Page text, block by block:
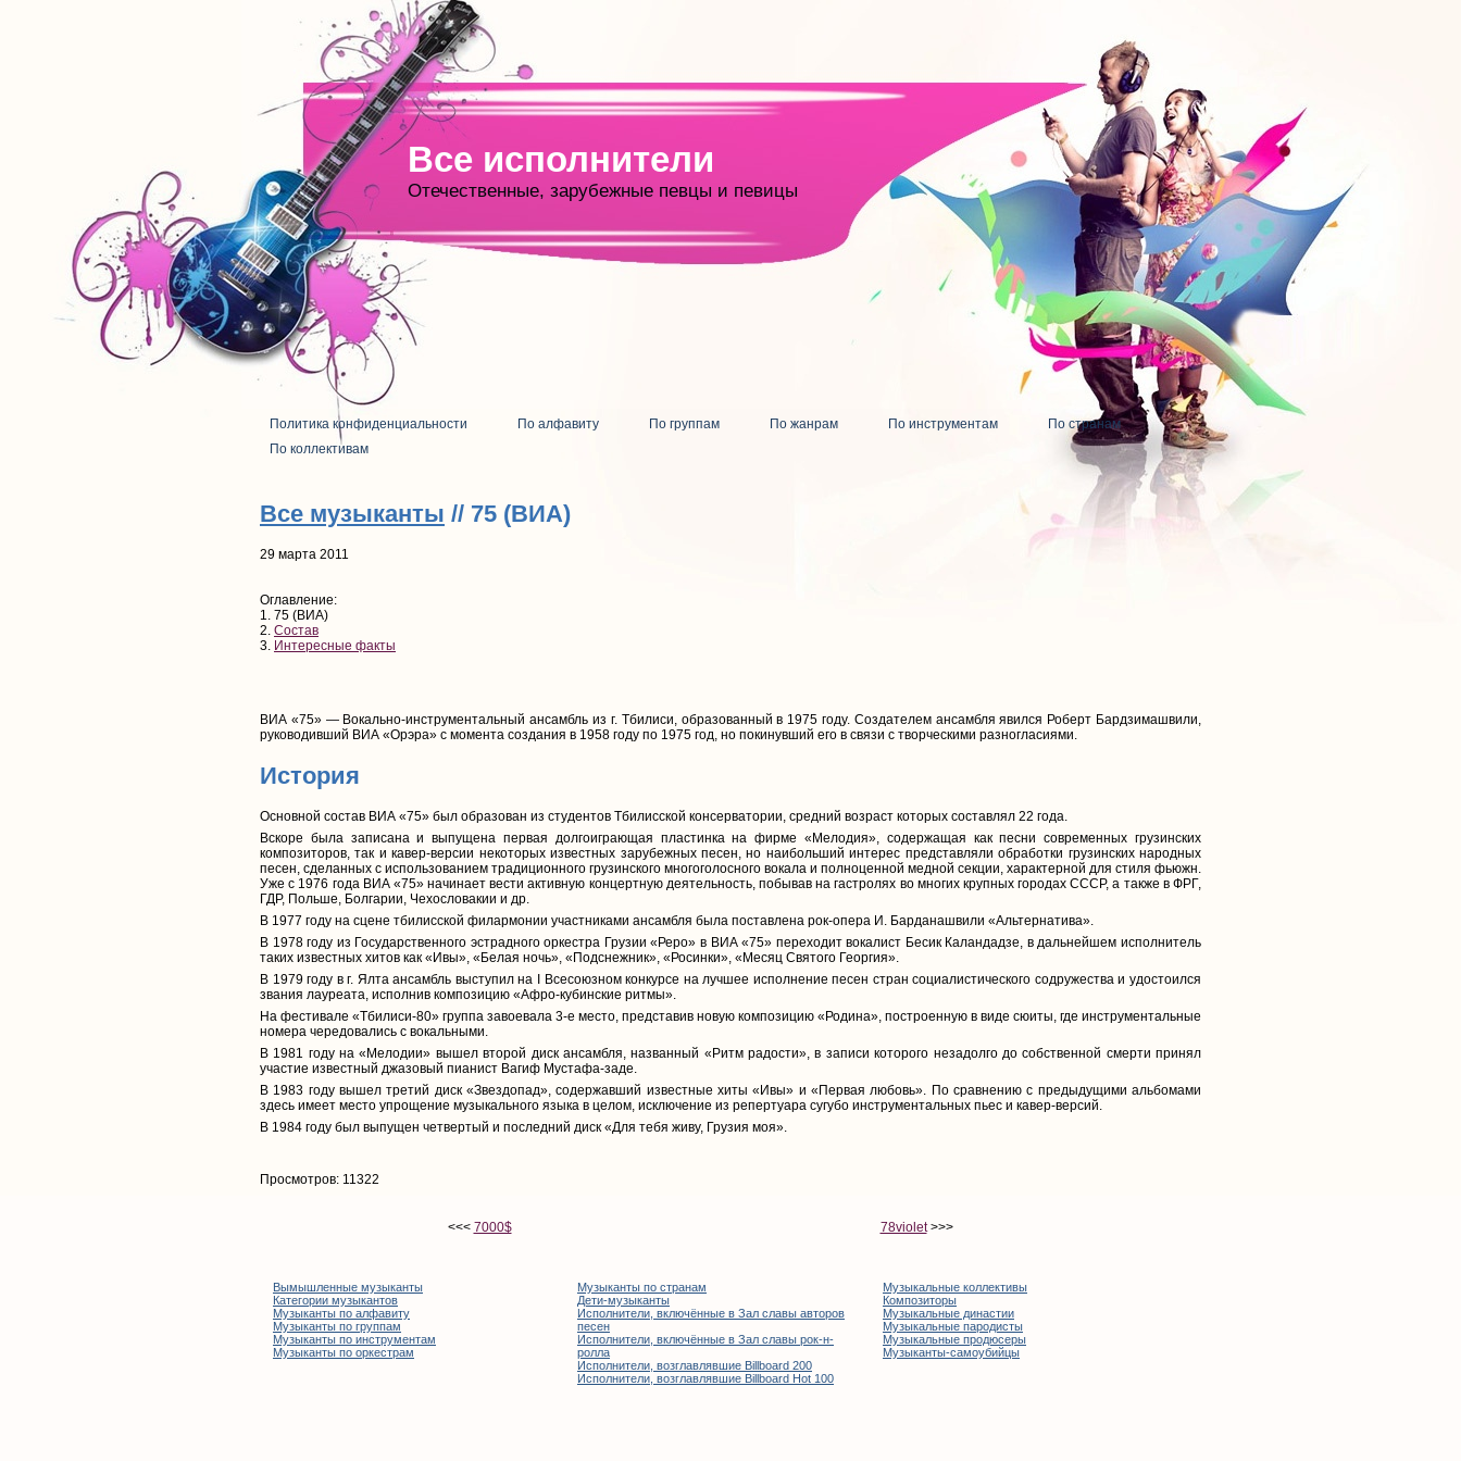
Все исполнители
Отечественные, зарубежные певцы и певицы
Политика конфиденциальности По алфавиту По группам По жанрам По инструментам
По странам
По коллективам
Все музыканты // 75 (ВИА)
29 марта 2011
Оглавление:
1. 75 (ВИА)
2. Состав
3. Интересные факты
ВИА «75» — Вокально-инструментальный ансамбль из г. Тбилиси, образованный в 1975 году. Создателем ансамбля явился Роберт Бардзимашвили,
руководивший ВИА «Орэра» с момента создания в 1958 году по 1975 год, но покинувший его в связи с творческими разногласиями.
История
Основной состав ВИА «75» был образован из студентов Тбилисской консерватории, средний возраст которых составлял 22 года.
Вскоре была записана и выпущенa первая долгоиграющая пластинка на фирме «Мелодия», содержащая как песни современных грузинских
композиторов, так и кавер-версии некоторых известных зарубежных песен, но наибольший интерес представляли обработки грузинских народных
песен, сделанных с использованием традиционного грузинского многоголосного вокала и полноценной медной секции, характерной для стиля фьюжн.
Уже с 1976 года ВИА «75» начинает вести активную концертную деятельность, побывав на гастролях во многих крупных городах СССР, а также в ФРГ,
ГДР, Польше, Болгарии, Чехословакии и др.
В 1977 году на сцене тбилисской филармонии участниками ансамбля была поставлена рок-опера И. Барданашвили «Альтернатива».
В 1978 году из Государственного эстрадного оркестра Грузии «Реро» в ВИА «75» переходит вокалист Бесик Каландадзе, в дальнейшем исполнитель
таких известных хитов как «Ивы», «Белая ночь», «Подснежник», «Росинки», «Месяц Святого Георгия».
В 1979 году в г. Ялта ансамбль выступил на I Всесоюзном конкурсе на лучшее исполнение песен стран социалистического содружества и удостоился
звания лауреата, исполнив композицию «Афро-кубинские ритмы».
На фестивале «Тбилиси-80» группа завоевала 3-е место, представив новую композицию «Родина», построенную в виде сюиты, где инструментальные
номера чередовались с вокальными.
В 1981 году на «Мелодии» вышел второй диск ансамбля, названный «Ритм радости», в записи которого незадолго до собственной смерти принял
участие известный джазовый пианист Вагиф Мустафа-заде.
В 1983 году вышел третий диск «Звездопад», содержавший известные хиты «Ивы» и «Первая любовь». По сравнению с предыдущими альбомами
здесь имеет место упрощение музыкального языка в целом, исключение из репертуара сугубо инструментальных пьес и кавер-версий.
В 1984 году был выпущен четвертый и последний диск «Для тебя живу, Грузия моя».
Просмотров: 11322
<<< 7000$ 78violet>>>
Вымышленные музыканты
Категории музыкантов
Музыканты по алфавиту
Музыканты по группам
Музыканты по инструментам
Музыканты по оркестрам
Музыканты по странам
Дети-музыканты
Исполнители, включённые в Зал славы авторов
песен
Исполнители, включённые в Зал славы рок-н-
ролла
Исполнители, возглавлявшие Billboard 200
Исполнители, возглавлявшие Billboard Hot 100
Музыкальные коллективы
Композиторы
Музыкальные династии
Музыкальные пародисты
Музыкальные продюсеры
Музыканты-самоубийцы